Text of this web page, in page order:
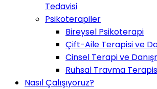
Tedavisi
Psikoterapiler
Bireysel Psikoterapi
Çift-Aile Terapisi ve
Cinsel Terapi ve
Ruhsal Travma
Nasıl Çalışıyoruz?